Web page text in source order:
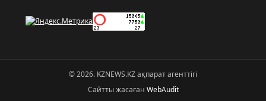
© 2026. KZNEWS.KZ ақпарат агенттігі
Сайтты жасаған WebAudit